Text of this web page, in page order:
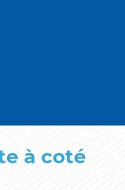
à coté